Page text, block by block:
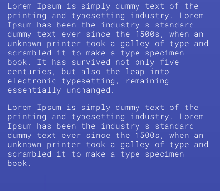
Lorem Ipsum is simply dummy text of the
printing and typesetting industry. Lorem
Ipsum has been the industry's standard
dummy text ever since the 1500s, when an
unknown printer took a galley of type and
scrambled it to make a type specimen
book. It has survived not only five
centuries, but also the leap into
electronic typesetting, remaining
essentially unchanged.
Lorem Ipsum is simply dummy text of the
printing and typesetting industry. Lorem
Ipsum has been the industry's standard
dummy text ever since the 1500s, when an
unknown printer took a galley of type and
scrambled it to make a type specimen
book.